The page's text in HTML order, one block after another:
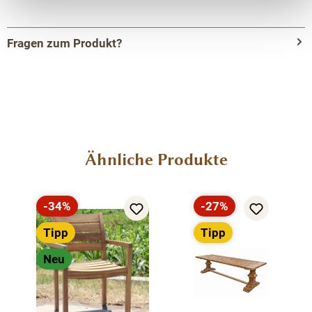
Fragen zum Produkt?
Die QUANTUM Gartenbank überzeugt durch ihr
Einsetzbarkeit im Außenbereich. In viertelkreisförmiger
Ausführung gestaltet, bietet sie nicht nur eine
komfortable Sitzgelegenheit, sondern eröffnet
gleichzeitig kreative Möglichkeiten für die individuelle
Gartengestaltung.Gefertigt aus hochwertigem Old
Teakholz besticht die Bank durch ihre natürliche
Robustheit und ihre besondere Widerstandsfähigkeit
Produktgalerie überspringen
Ähnliche Produkte
Rabatt
-34%
Tipp
Neu
Rabatt
-27%
Tipp